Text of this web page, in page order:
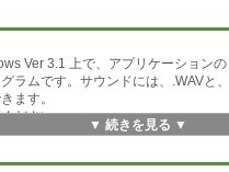
Ver 3.1 上で、アプリケーションの
ラムです。サウンドには、.WAVと
ます。
ださい。
▼ 続きを見る ▼